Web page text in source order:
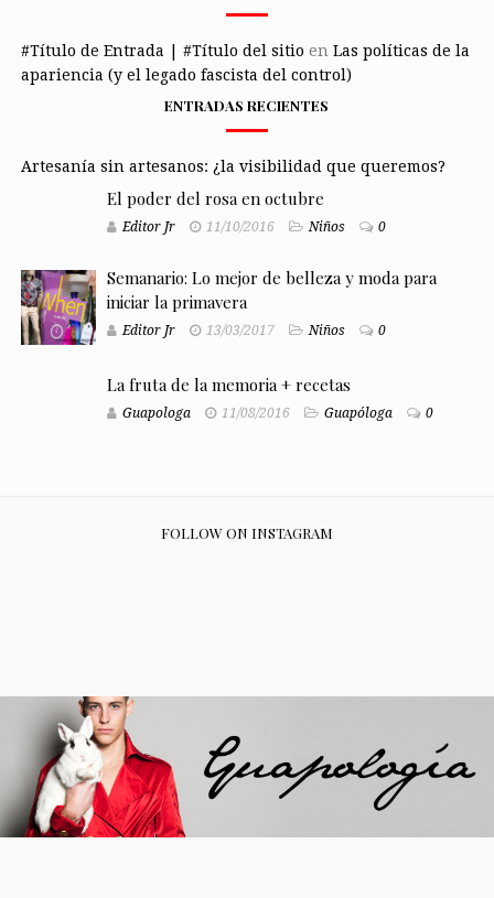
#Título de Entrada | #Título del sitio en Las políticas de la
apariencia (y el legado fascista del control)
ENTRADAS RECIENTES
Artesanía sin artesanos: ¿la visibilidad que queremos?
El poder del rosa en octubre
Editor Jr 11/10/2016 Niños 0
Semanario: Lo mejor de belleza y moda para
iniciar la primavera
Editor Jr 13/03/2017 Niños 0
La fruta de la memoria + recetas
Guapologa 11/08/2016 Guapóloga 0
FOLLOW ON INSTAGRAM